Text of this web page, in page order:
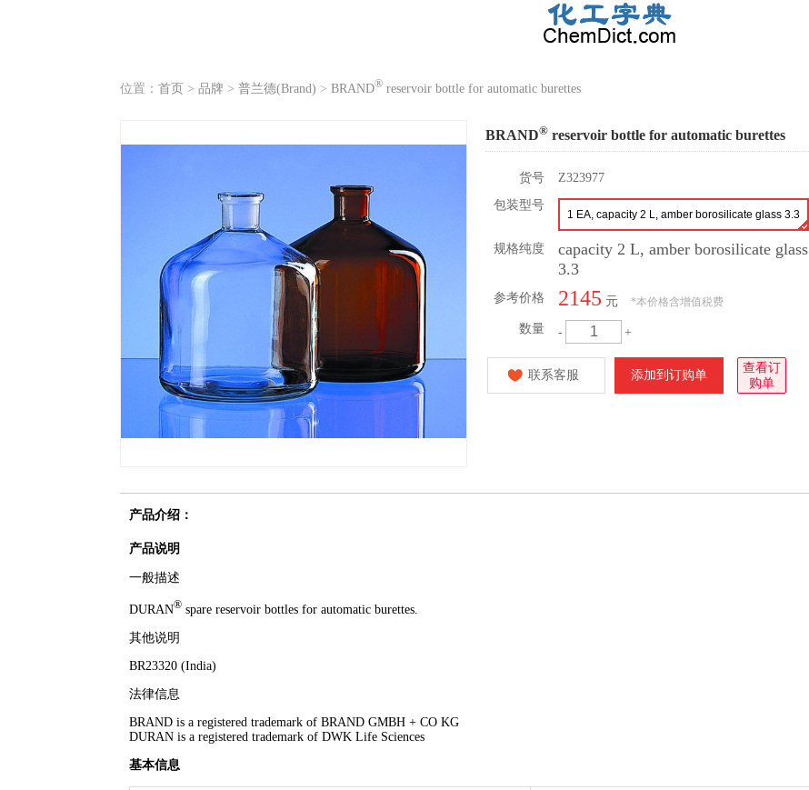
位置： 首页 > 品牌 > 普兰德(Brand) > BRAND® reservoir bottle for automatic burettes
BRAND® reservoir bottle for automatic burettes
货号
Z323977
包装型号
1 EA, capacity 2 L, amber borosilicate glass 3.3
规格纯度
capacity 2 L, amber borosilicate glass
3.3
参考价格 2145 元 *本价格含增值税费
数量 - +
联系客服 添加到订购单
查看订
购单
产品介绍：
产品说明
一般描述
DURAN® spare reservoir bottles for automatic burettes.
其他说明
BR23320 (India)
法律信息
BRAND is a registered trademark of BRAND GMBH + CO KG
DURAN is a registered trademark of DWK Life Sciences
基本信息